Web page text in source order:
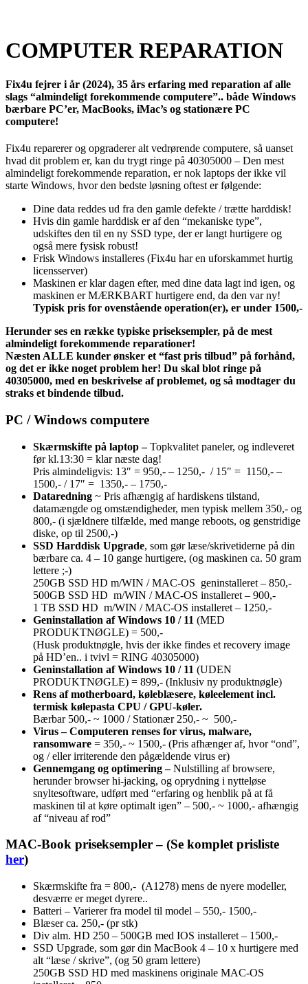
COMPUTER REPARATION
Fix4u fejrer i år (2024), 35 års erfaring med reparation afalle
slags “almindeligt forekommende computere”.. både Windows
bærbare PC’er, MacBooks, iMac’s og stationære PC
computere!
Fix4u reparerer og opgraderer alt vedrørende computere, så uanset
hvad dit problem er, kan du trygt ringe på 40305000 – Den mest
almindeligt forekommende reparation, er nok laptops der ikke vil
starte Windows, hvor den bedste løsning oftest er følgende:
Dine data reddes ud fra den gamle defekte / trætte harddisk!
Hvis din gamle harddisk er af den “mekaniske type”,
udskiftes den til en ny SSD type, der er langt hurtigere og
også mere fysisk robust!
Frisk Windows installeres (Fix4u har en uforskammet hurtig
licensserver)
Maskinen er klar dagen efter, med dine data lagt ind igen, og
maskinen er MÆRKBART hurtigere end, da den var ny!
Typisk pris for ovenstående operation(er), er under 1500,-
Herunder ses en række typiske priseksempler, på de mest
almindeligt forekommende reparationer!
Næsten ALLE kunder ønsker et “fast pris tilbud” på forhånd,
og det er ikke noget problem her! Du skal blot ringe på
40305000, med en beskrivelse af problemet, og så modtager du
straks et bindende tilbud.
PC / Windows computere
Skærmskifte på laptop –Topkvalitet paneler, og indleveret
før kl.13:30 = klar næste dag!
Pris almindeligvis: 13″ = 950,- – 1250,- / 15″ = 1150,- –
1500,- / 17″ = 1350,- – 1750,-
Dataredning ~ Pris afhængig af hardiskens tilstand,
datamængde og omstændigheder, men typisk mellem 350,- og
800,- (i sjældnere tilfælde, med mange reboots, og genstridige
diske, op til 2500,-)
SSD Harddisk Upgrade, som gør læse/skrivetiderne på din
bærbare ca. 4 – 10 gange hurtigere, (og maskinen ca. 50 gram
lettere ;-)
250GB SSD HD m/WIN / MAC-OS geninstalleret – 850,-
500GB SSD HD m/WIN / MAC-OS installeret – 900,-
1 TB SSD HD m/WIN / MAC-OS installeret – 1250,-
Geninstallation af Windows 10 / 11 (MED
PRODUKTNØGLE) = 500,-
(Husk produktnøgle, hvis der ikke findes et recovery image
på HD’en.. i tvivl = RING 40305000)
Geninstallation af Windows 10 / 11 (UDEN
PRODUKTNØGLE) = 899,- (Inklusiv ny produktnøgle)
Rens af motherboard, køleblæsere, køleelement incl.
termisk kølepasta CPU / GPU-køler.
Bærbar 500,- ~ 1000 / Stationær 250,- ~ 500,-
Virus – Computeren renses for virus, malware,
ransomware = 350,- ~ 1500,- (Pris afhænger af, hvor “ond”,
og / eller irriterende den pågældende virus er)
Gennemgang og optimering –Nulstilling af browsere,
herunder browser hi-jacking, og oprydning i nytteløse
snyltesoftware, udført med “erfaring og henblik på at få
maskinen til at køre optimalt igen” – 500,- ~ 1000,- afhængig
af “niveau af rod”
MAC-Book priseksempler – (Se komplet prisliste
her)
Skærmskifte fra = 800,- (A1278) mens de nyere modeller,
desværre er meget dyrere..
Batteri – Varierer fra model til model – 550,- 1500,-
Blæser ca. 250,- (pr stk)
Div alm. HD 250 – 500GB med IOS installeret – 1500,-
SSD Upgrade, som gør din MacBook 4 – 10 x hurtigere med
alt “læse / skrive”, (og 50 gram lettere)
250GB SSD HD med maskinens originale MAC-OS